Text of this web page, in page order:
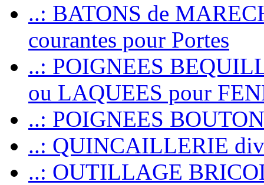
..: BATONS de
courantes pour Portes
..: POIGNEES
ou LAQUEES pour
..: POIGNEES
..: QUINCAILLERIE
..: OUTILLAGE